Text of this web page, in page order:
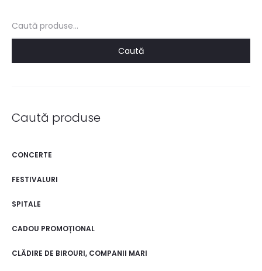
Caută
după:
Caută
Caută produse
CONCERTE
FESTIVALURI
SPITALE
CADOU PROMOȚIONAL
CLĂDIRE DE BIROURI, COMPANII MARI